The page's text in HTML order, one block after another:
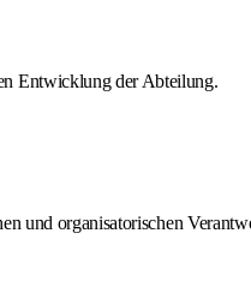
Entwicklung der Abteilung.
und organisatorischen